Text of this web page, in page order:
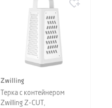
Zwilling
Терка с контейнером
Zwilling Z-CUT,